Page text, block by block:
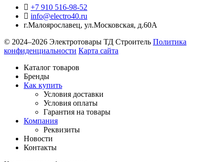
+7 910 516-98-52
info@electro40.ru
г.Малоярославец, ул.Московская, д.60А
© 2024–2026 Электротовары ТД Строитель Политика
конфиденциальности Карта сайта
Каталог товаров
Бренды
Как купить
Условия доставки
Условия оплаты
Гарантия на товары
Компания
Реквизиты
Новости
Контакты